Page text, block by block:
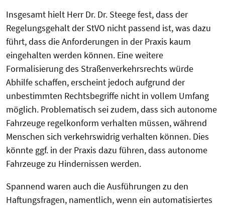
Insgesamt hielt Herr Dr. Dr. Steege fest, dass der
Regelungsgehalt der StVO nicht passend ist, was dazu
führt, dass die Anforderungen in der Praxis kaum
eingehalten werden können. Eine weitere
Formalisierung des Straßenverkehrsrechts würde
Abhilfe schaffen, erscheint jedoch aufgrund der
unbestimmten Rechtsbegriffe nicht in vollem Umfang
möglich. Problematisch sei zudem, dass sich autonome
Fahrzeuge regelkonform verhalten müssen, während
Menschen sich verkehrswidrig verhalten können. Dies
könnte ggf. in der Praxis dazu führen, dass autonome
Fahrzeuge zu Hindernissen werden.
Spannend waren auch die Ausführungen zu den
Haftungsfragen, namentlich, wenn ein automatisiertes